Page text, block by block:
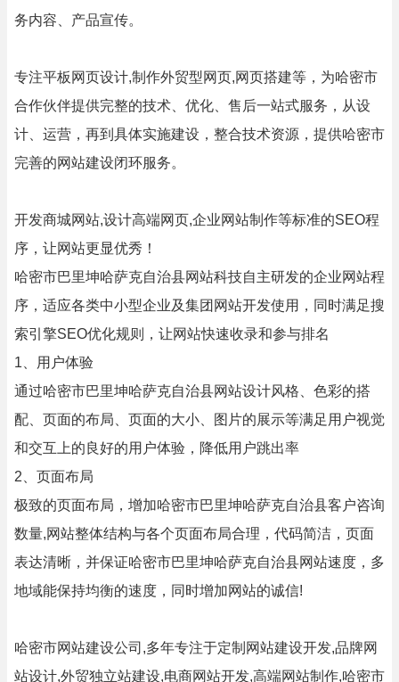
务内容、产品宣传。
专注平板网页设计,制作外贸型网页,网页搭建等，为哈密市
合作伙伴提供完整的技术、优化、售后一站式服务，从设
计、运营，再到具体实施建设，整合技术资源，提供哈密市
完善的网站建设闭环服务。
开发商城网站,设计高端网页,企业网站制作等标准的SEO程
序，让网站更显优秀！
哈密市巴里坤哈萨克自治县网站科技自主研发的企业网站程
序，适应各类中小型企业及集团网站开发使用，同时满足搜
索引擎SEO优化规则，让网站快速收录和参与排名
1、用户体验
通过哈密市巴里坤哈萨克自治县网站设计风格、色彩的搭
配、页面的布局、页面的大小、图片的展示等满足用户视觉
和交互上的良好的用户体验，降低用户跳出率
2、页面布局
极致的页面布局，增加哈密市巴里坤哈萨克自治县客户咨询
数量,网站整体结构与各个页面布局合理，代码简洁，页面
表达清晰，并保证哈密市巴里坤哈萨克自治县网站速度，多
地域能保持均衡的速度，同时增加网站的诚信!
哈密市网站建设公司,多年专注于定制网站建设开发,品牌网
站设计,外贸独立站建设,电商网站开发,高端网站制作,哈密市